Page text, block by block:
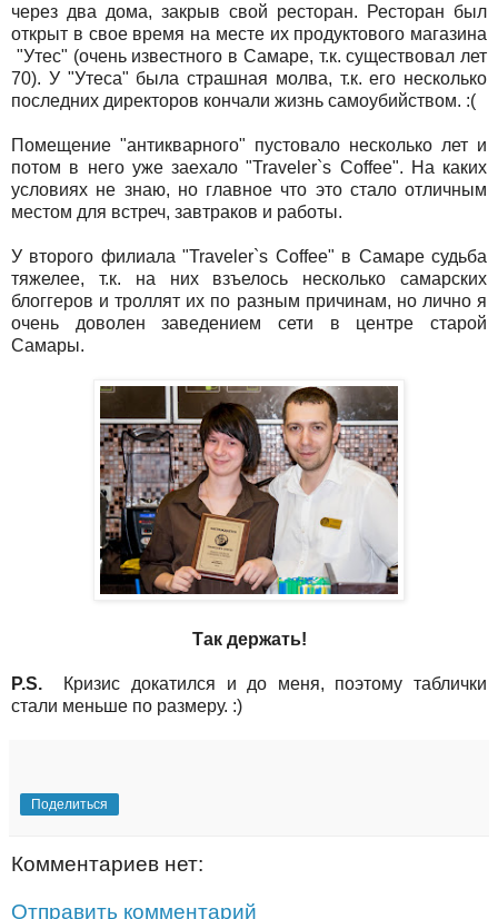
через два дома, закрыв свой ресторан. Ресторан был
открыт в свое время на месте их продуктового магазина
"Утес" (очень известного в Самаре, т.к. существовал лет
70). У "Утеса" была страшная молва, т.к. его несколько
последних директоров кончали жизнь самоубийством. :(
Помещение "антикварного" пустовало несколько лет и
потом в него уже заехало "Traveler`s Coffee". На каких
условиях не знаю, но главное что это стало отличным
местом для встреч, завтраков и работы.
У второго филиала "Traveler`s Coffee" в Самаре судьба
тяжелее, т.к. на них взъелось несколько самарских
блоггеров и троллят их по разным причинам, но лично я
очень доволен заведением сети в центре старой
Самары.
Так держать!
P.S.
Кризис докатился и до меня, поэтому таблички
стали меньше по размеру. :)
Поделиться
Комментариев нет:
Отправить комментарий